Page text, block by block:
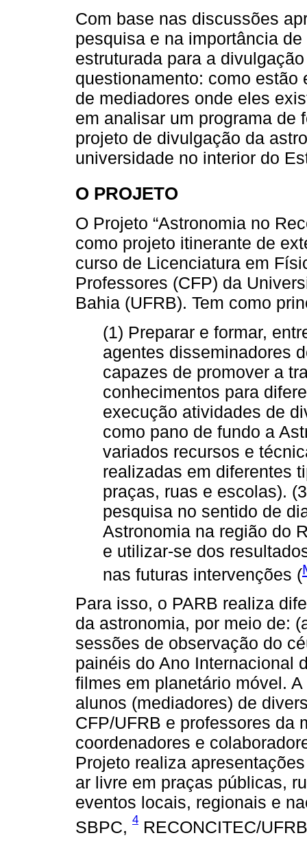
Com base nas discussões
pesquisa e na importância
estruturada para a
questionamento: como
de mediadores onde eles
em analisar um programa de
projeto de divulgação da
universidade no interior do
O PROJETO
O Projeto “Astronomia no
como projeto itinerante de
curso de Licenciatura em
Professores (CFP) da
Bahia (UFRB). Tem como
(1) Preparar e formar,
agentes disseminadores
capazes de promover a
conhecimentos para
execução atividades de
como pano de fundo a
variados recursos e
realizadas em diferentes
praças, ruas e escolas).
pesquisa no sentido de
Astronomia na região do
e utilizar-se dos
nas futuras intervenções (
Para isso, o PARB realiza
da astronomia, por meio de:
sessões de observação do
painéis do Ano Internacional
filmes em planetário móvel.
alunos (mediadores) de
CFP/UFRB e professores da
coordenadores e
Projeto realiza
ar livre em praças públicas,
eventos locais, regionais e
SBPC, 4 RECONCITEC/UFRB